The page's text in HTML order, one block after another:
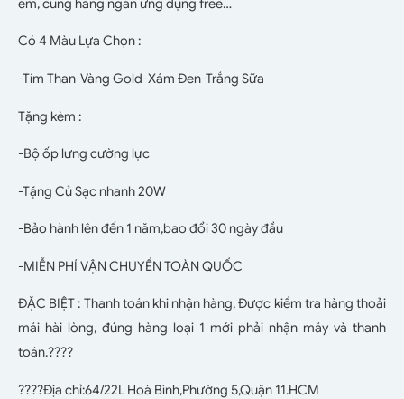
êm, cùng hàng ngàn ứng dụng free…
Có 4 Màu Lựa Chọn :
-Tím Than-Vàng Gold-Xám Đen-Trắng Sữa
Tặng kèm :
-Bộ ốp lưng cường lực
-Tặng Củ Sạc nhanh 20W
-Bảo hành lên đến 1 năm,bao đổi 30 ngày đầu
-MIỄN PHÍ VẬN CHUYỂN TOÀN QUỐC
ĐẶC BIỆT : Thanh toán khi nhận hàng, Được kiểm tra hàng thoải
mái hài lòng, đúng hàng loại 1 mới phải nhận máy và thanh
toán.????
????Địa chỉ:64/22L Hoà Bình,Phường 5,Quận 11.HCM